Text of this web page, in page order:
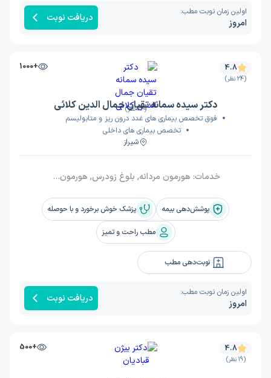
اولین زمان نوبت مطب:
امروز دریافت نوبت
(24 نظر)
+1000 4.8
(24 نظر)
دکتر سیده سمانه تقیان جمال الدین کلائی
فوق تخصص بیماری های غدد درون ریز و متابولیسم
تخصص بیماری های داخلی
شیراز
خدمات: هورمون مردانه, بلوغ زودرس, هورمون تراپی ترنس, تیروئید پرکار, تنبلی تخمدان (پلی کیستیک), مشکلات آدرنال, افزایش قد, پوکی استخوان, گواتر, هورمون زنانه, سرطان تیروئید, تیروئید هاشیموتو, دیابت, سندرم متابولیک, کیست تخمدان, تیروئید کم کار, مشکلات هیپوفیز, قند خون, مشکلات هورمونی, تیروئید
پوشش‌دهی بیمه پزشک خوش برخورد و با حوصله
مطب راحت و تمیز
نوبت‌دهی مطب
اولین زمان نوبت مطب:
امروز دریافت نوبت
+500 4.8
(19 نظر)